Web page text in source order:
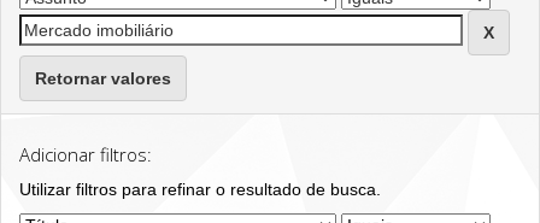
Retornar valores
Adicionar filtros:
Utilizar filtros para refinar o resultado de busca.